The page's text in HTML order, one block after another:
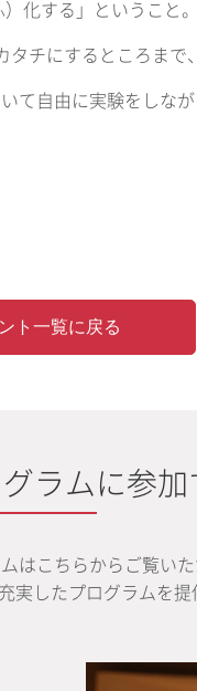
化する」ということ。
タチにするところま
て自由に実験をしな
ト一覧に戻る
ラムに参加
はこちらからご覧いた
したプログラムを